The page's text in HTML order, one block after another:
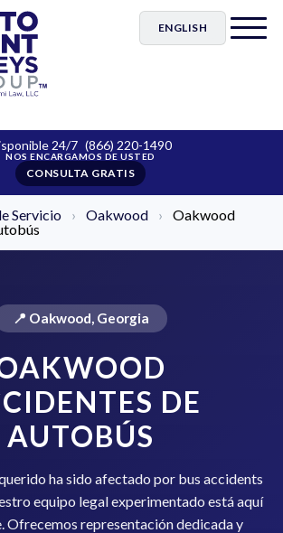
ENGLISH
24/7 (866) 220-1490
CONSULTA GRATIS
Servicio › Oakwood ›
Oakwood
📍 Oakwood, Georgia
DE
AUTOBÚS
ha sido afectado por bus accidents
equipo legal experimentado está aquí
Ofrecemos representación dedicada y